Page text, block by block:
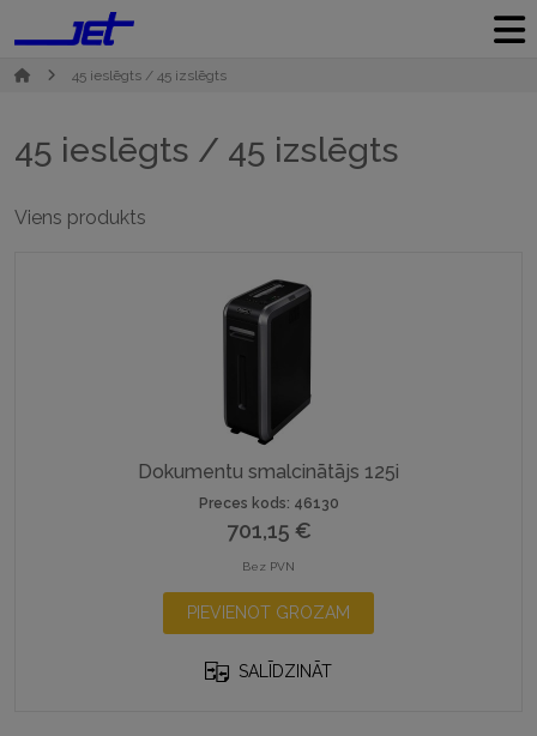
45 ieslēgts / 45 izslēgts
45 ieslēgts / 45 izslēgts
Viens produkts
Dokumentu smalcinātājs 125i
Preces kods: 46130
701,15 €
Bez PVN
PIEVIENOT GROZAM
SALĪDZINĀT